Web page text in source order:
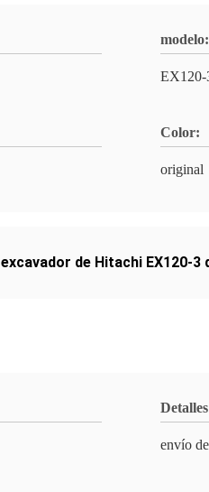
modelo:
EX120-
Color:
original
excavador de Hitachi EX120-3
envío